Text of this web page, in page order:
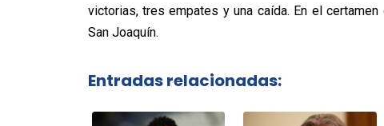
victorias, tres empates y una caída. En el
San Joaquín.
Entradas relacionadas: